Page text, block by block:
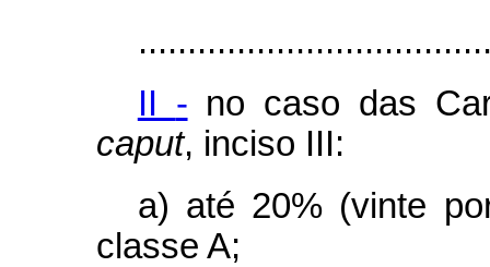
II - no caso das
caput, inciso III:
a) até 20% (vinte
classe A;